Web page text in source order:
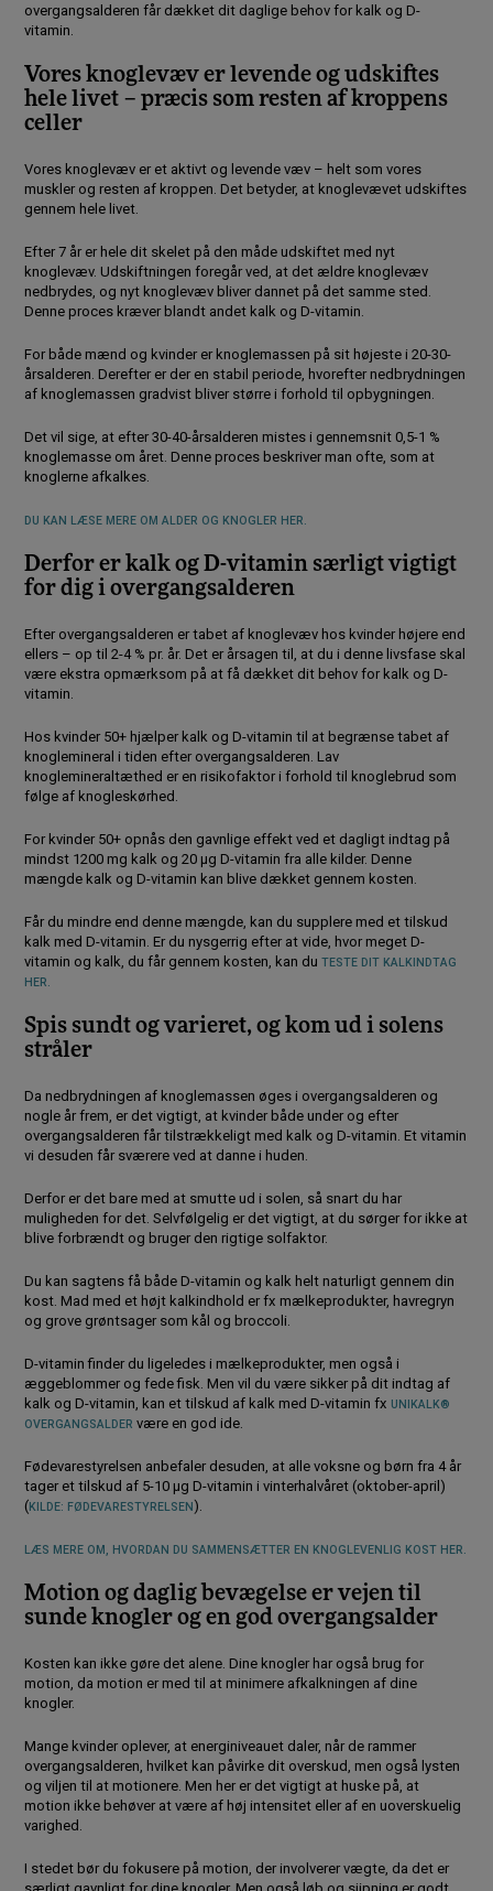
overgangsalderen får dækket dit daglige behov for kalk og D-
vitamin.
Vores knoglevæv er levende og udskiftes
hele livet – præcis som resten af kroppens
celler
Vores knoglevæv er et aktivt og levende væv – helt som vores
muskler og resten af kroppen. Det betyder, at knoglevævet udskiftes
gennem hele livet.
Efter 7 år er hele dit skelet på den måde udskiftet med nyt
knoglevæv. Udskiftningen foregår ved, at det ældre knoglevæv
nedbrydes, og nyt knoglevæv bliver dannet på det samme sted.
Denne proces kræver blandt andet kalk og D-vitamin.
For både mænd og kvinder er knoglemassen på sit højeste i 20-30-
årsalderen. Derefter er der en stabil periode, hvorefter nedbrydningen
af knoglemassen gradvist bliver større i forhold til opbygningen.
Det vil sige, at efter 30-40-årsalderen mistes i gennemsnit 0,5-1 %
knoglemasse om året. Denne proces beskriver man ofte, som at
knoglerne afkalkes.
DU KAN LÆSE MERE OM ALDER OG KNOGLER HER.
Derfor er kalk og D-vitamin særligt vigtigt
for dig i overgangsalderen
Efter overgangsalderen er tabet af knoglevæv hos kvinder højere end
ellers – op til 2-4 % pr. år. Det er årsagen til, at du i denne livsfase skal
være ekstra opmærksom på at få dækket dit behov for kalk og D-
vitamin.
Hos kvinder 50+ hjælper kalk og D-vitamin til at begrænse tabet af
knoglemineral i tiden efter overgangsalderen. Lav
knoglemineraltæthed er en risikofaktor i forhold til knoglebrud som
følge af knogleskørhed.
For kvinder 50+ opnås den gavnlige effekt ved et dagligt indtag på
mindst 1200 mg kalk og 20 µg D-vitamin fra alle kilder. Denne
mængde kalk og D-vitamin kan blive dækket gennem kosten.
Får du mindre end denne mængde, kan du supplere med et tilskud
kalk med D-vitamin. Er du nysgerrig efter at vide, hvor meget D-
vitamin og kalk, du får gennem kosten, kan duTESTE DIT KALKINDTAG
HER.
Spis sundt og varieret, og kom ud i solens
stråler
Da nedbrydningen af knoglemassen øges i overgangsalderen og
nogle år frem, er det vigtigt, at kvinder både under og efter
overgangsalderen får tilstrækkeligt med kalk og D-vitamin. Et vitamin
vi desuden får sværere ved at danne i huden.
Derfor er det bare med at smutte ud i solen, så snart du har
muligheden for det. Selvfølgelig er det vigtigt, at du sørger for ikke at
blive forbrændt og bruger den rigtige solfaktor.
Du kan sagtens få både D-vitamin og kalk helt naturligt gennem din
kost. Mad med et højt kalkindhold er fx mælkeprodukter, havregryn
og grove grøntsager som kål og broccoli.
D-vitamin finder du ligeledes i mælkeprodukter, men også i
æggeblommer og fede fisk. Men vil du være sikker på dit indtag af
kalk og D-vitamin, kan et tilskud af kalk med D-vitamin fx UNIKALK®
OVERGANGSALDER være en god ide.
Fødevarestyrelsen anbefaler desuden, at alle voksne og børn fra 4 år
tager et tilskud af 5-10 µg D-vitamin i vinterhalvåret (oktober-april)
(KILDE: FØDEVARESTYRELSEN).
LÆS MERE OM, HVORDAN DU SAMMENSÆTTER EN KNOGLEVENLIG KOST HER.
Motion og daglig bevægelse er vejen til
sunde knogler og en god overgangsalder
Kosten kan ikke gøre det alene. Dine knogler har også brug for
motion, da motion er med til at minimere afkalkningen af dine
knogler.
Mange kvinder oplever, at energiniveauet daler, når de rammer
overgangsalderen, hvilket kan påvirke dit overskud, men også lysten
og viljen til at motionere. Men her er det vigtigt at huske på, at
motion ikke behøver at være af høj intensitet eller af en uoverskuelig
varighed.
I stedet bør du fokusere på motion, der involverer vægte, da det er